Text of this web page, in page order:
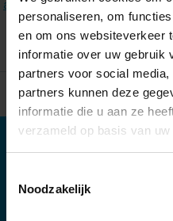
personaliseren, om
en om ons websiteverkeer
informatie over uw gebruik
partners voor social
partners kunnen deze
informatie die u aan ze
verzameld op basis van
Noodzakelijk
alle filters.
Home Partners
Partners
Kernpartners: